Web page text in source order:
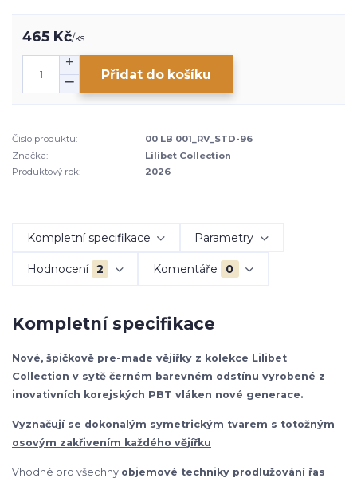
465 Kč/ks
Přidat do košíku
Číslo produktu:
00 LB 001_RV_STD-96
Značka:
Lilibet Collection
Produktový rok:
2026
Kompletní specifikace Parametry
Hodnocení 2 Komentáře 0
Kompletní specifikace
Nové, špičkově pre-made vějířky z kolekce Lilibet
Collection v sytě černém barevném odstínu vyrobené z
inovativních korejských PBT vláken nové generace.
Vyznačují se dokonalým symetrickým tvarem s totožným
osovým zakřivením každého vějířku
Vhodné pro všechny objemové techniky prodlužování řas